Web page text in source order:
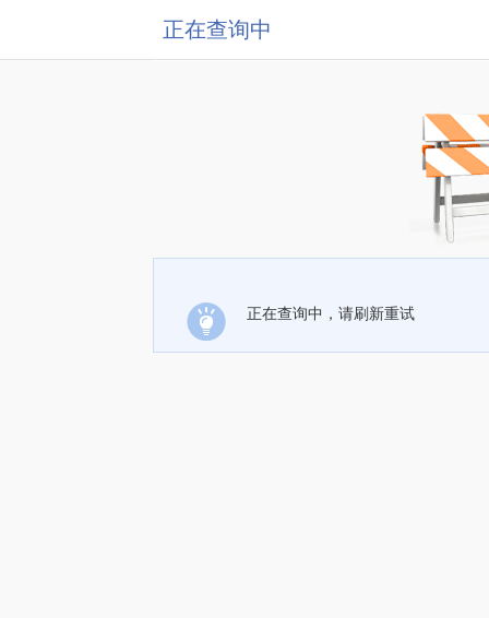
正在查询中
正在查询中，请刷新重试